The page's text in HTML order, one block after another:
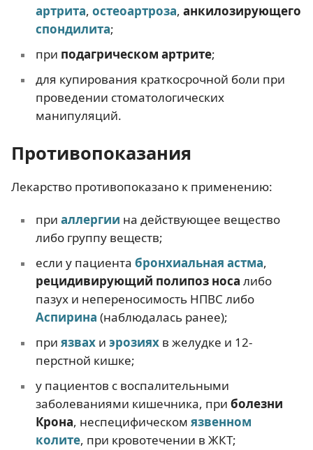
артрита, остеоартроза, анкилозирующего
спондилита;
при подагрическом артрите;
для купирования краткосрочной боли при
проведении стоматологических
манипуляций.
Противопоказания
Лекарство противопоказано к применению:
при аллергии на действующее вещество
либо группу веществ;
если у пациента бронхиальная астма,
рецидивирующий полипоз носа либо
пазух и непереносимость НПВС либо
Аспирина (наблюдалась ранее);
при язвахи эрозияхв желудке и 12-
перстной кишке;
у пациентов с воспалительными
заболеваниями кишечника, при болезни
Крона, неспецифическом язвенном
колите, при кровотечении в ЖКТ;